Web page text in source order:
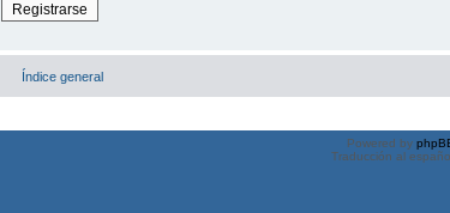
Registrarse
Índice general
Powered by
Traducción al